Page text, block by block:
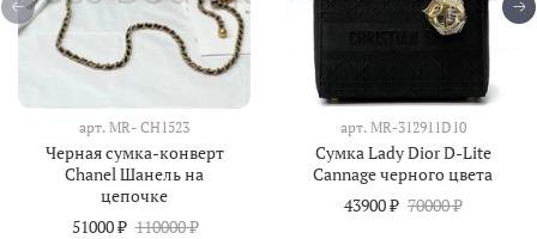
арт. MR- CH1523
Черная сумка-конверт
Chanel Шанель на
цепочке
51000 ₽ 110000 ₽
арт. MR-312911D10
Сумка Lady Dior D-Lite
Cannage черного цвета
43900 ₽ 70000 ₽